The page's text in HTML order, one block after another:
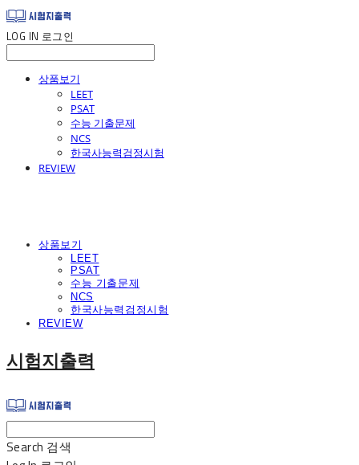
LOG IN 로그인
상품보기
LEET
PSAT
수능 기출문제
NCS
한국사능력검정시험
REVIEW
상품보기
LEET
PSAT
수능 기출문제
NCS
한국사능력검정시험
REVIEW
시험지출력
Search 검색